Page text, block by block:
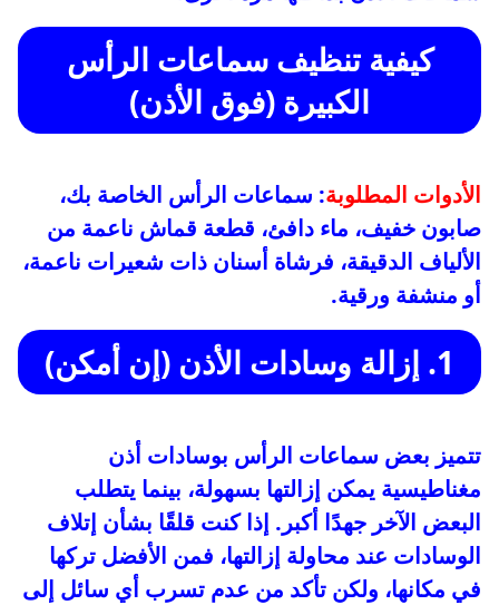
كيفية تنظيف سماعات الرأس
الكبيرة (فوق الأذن)
الأدوات المطلوبة: سماعات الرأس الخاصة بك،
صابون خفيف، ماء دافئ، قطعة قماش ناعمة من
الألياف الدقيقة، فرشاة أسنان ذات شعيرات ناعمة،
أو منشفة ورقية.
1. إزالة وسادات الأذن (إن أمكن)
تتميز بعض سماعات الرأس بوسادات أذن
مغناطيسية يمكن إزالتها بسهولة، بينما يتطلب
البعض الآخر جهدًا أكبر. إذا كنت قلقًا بشأن إتلاف
الوسادات عند محاولة إزالتها، فمن الأفضل تركها
في مكانها، ولكن تأكد من عدم تسرب أي سائل إلى